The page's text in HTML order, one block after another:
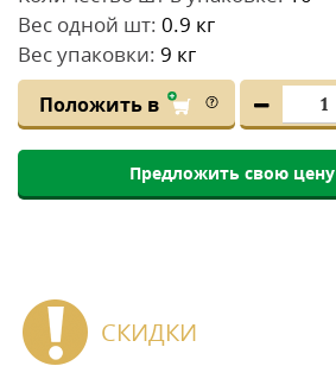
Вес одной шт: 0.9 кг
Вес упаковки: 9 кг
Положить в
Предложить свою цену
СКИДКИ